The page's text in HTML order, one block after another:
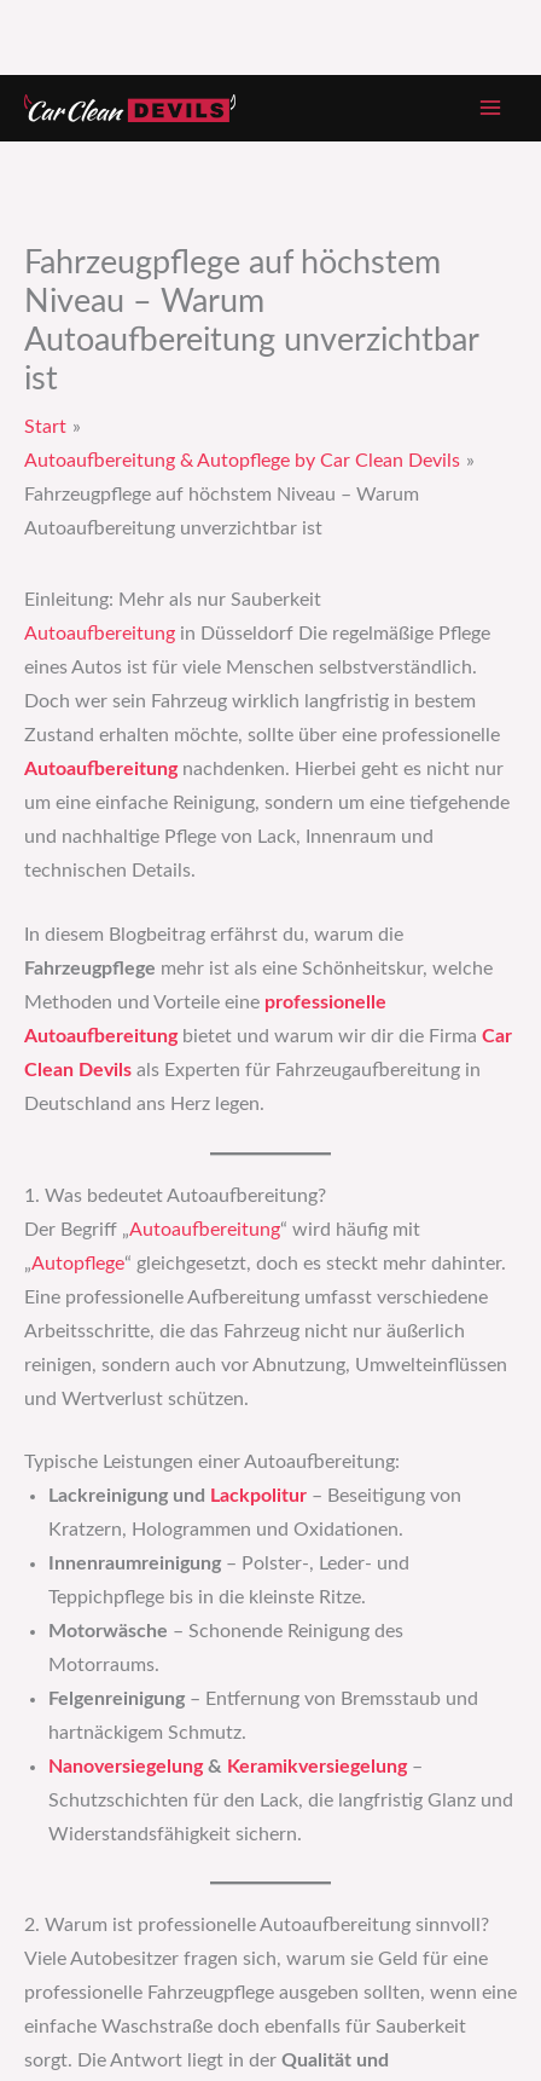
Zum
Inhalt
Fahrzeugpflege auf höchstem
Niveau – Warum
Autoaufbereitung unverzichtbar
ist
Start
Autoaufbereitung & Autopflege by Car Clean Devils
Fahrzeugpflege auf höchstem Niveau – Warum
Autoaufbereitung unverzichtbar ist
Einleitung: Mehr als nur Sauberkeit
Autoaufbereitung in Düsseldorf Die regelmäßige Pflege
eines Autos ist für viele Menschen selbstverständlich.
Doch wer sein Fahrzeug wirklich langfristig in bestem
Zustand erhalten möchte, sollte über eine professionelle
Autoaufbereitungnachdenken. Hierbei geht es nicht nur
um eine einfache Reinigung, sondern um eine tiefgehende
und nachhaltige Pflege von Lack, Innenraum und
technischen Details.
In diesem Blogbeitrag erfährst du, warum die
Fahrzeugpflege mehr ist als eine Schönheitskur, welche
Methoden und Vorteile eine professionelle
Autoaufbereitungbietet und warum wir dir die Firma Car
Clean Devils als Experten für Fahrzeugaufbereitung in
Deutschland ans Herz legen.
1. Was bedeutet Autoaufbereitung?
Der Begriff „Autoaufbereitung“ wird häufig mit
„Autopflege“ gleichgesetzt, doch es steckt mehr dahinter.
Eine professionelle Aufbereitung umfasst verschiedene
Arbeitsschritte, die das Fahrzeug nicht nur äußerlich
reinigen, sondern auch vor Abnutzung, Umwelteinflüssen
und Wertverlust schützen.
Typische Leistungen einer Autoaufbereitung:
Lackreinigung und Lackpolitur – Beseitigung von
Kratzern, Hologrammen und Oxidationen.
Innenraumreinigung – Polster-, Leder- und
Teppichpflege bis in die kleinste Ritze.
Motorwäsche – Schonende Reinigung des
Motorraums.
Felgenreinigung – Entfernung von Bremsstaub und
hartnäckigem Schmutz.
Nanoversiegelung& Keramikversiegelung–
Schutzschichten für den Lack, die langfristig Glanz und
Widerstandsfähigkeit sichern.
2. Warum ist professionelle Autoaufbereitung sinnvoll?
Viele Autobesitzer fragen sich, warum sie Geld für eine
professionelle Fahrzeugpflege ausgeben sollten, wenn eine
einfache Waschstraße doch ebenfalls für Sauberkeit
sorgt. Die Antwort liegt in der Qualität und